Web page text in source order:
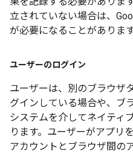
立されていない場合は、
が必要になることがあります
ユーザーのログイン
ユーザーは、別のブラウザ
グインしている場合や、ブ
システムを介してネイティ
ります。ユーザーがアプリ
アカウントとブラウザ間の